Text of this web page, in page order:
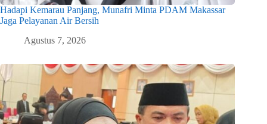
Hadapi Kemarau Panjang, Munafri Minta PDAM Makassar
Jaga Pelayanan Air Bersih
Agustus 7, 2026